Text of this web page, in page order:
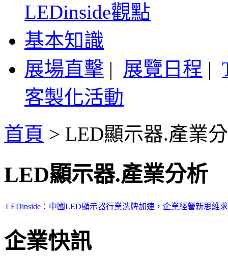
LEDinside觀點
基本知識
展場直擊 | 展覽日程 |
客製化活動
首頁 > LED顯示器.產業
LED顯示器.產業分析
LEDinside：中國LED顯示器行業洗牌加速，企業經營新思維
企業快訊